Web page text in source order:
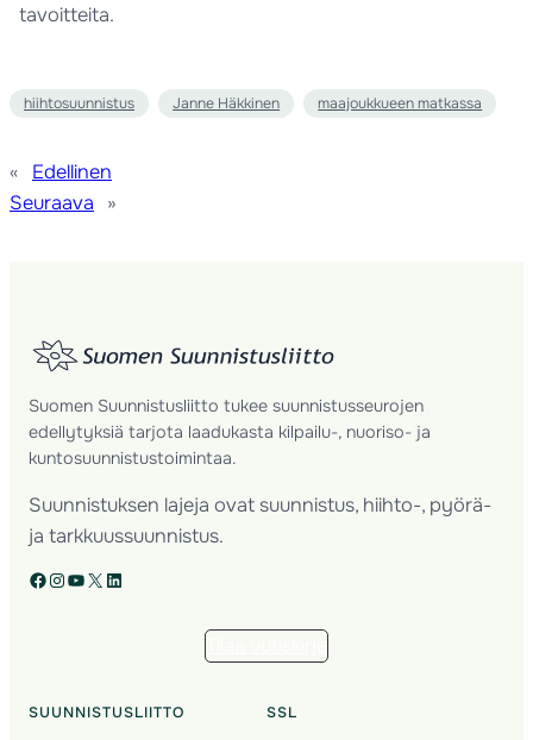
tavoitteita.
hiihtosuunnistus Janne Häkkinen maajoukkueen matkassa
«
Edellinen
Seuraava
»
Suomen Suunnistusliitto tukee suunnistusseurojen
edellytyksiä tarjota laadukasta kilpailu-, nuoriso- ja
kuntosuunnistustoimintaa.
Suunnistuksen lajeja ovat suunnistus, hiihto-, pyörä-
ja tarkkuussuunnistus.
Facebook Instagram YouTube X LinkedIn
SUUNNISTUSLIITTO SSL